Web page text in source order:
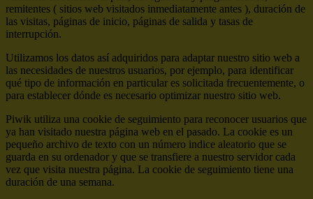
remitentes ( sitios web visitados inmediatamente antes ), duración de
las visitas, páginas de inicio, páginas de salida y tasas de
interrupción.
Utilizamos los datos así adquiridos para adaptar nuestro sitio web a
las necesidades de nuestros usuarios, por ejemplo, para identificar
qué tipo de información en particular es solicitada frecuentemente, o
para establecer dónde es necesario optimizar nuestro sitio web.
Piwik utiliza una cookie de seguimiento para reconocer usuarios que
ya han visitado nuestra página web en el pasado. La cookie es un
pequeño archivo de texto con un número indice aleatorio que se
guarda en su ordenador y que se transfiere a nuestro servidor cada
vez que visita nuestra página. La cookie de seguimiento tiene una
duración de una semana.